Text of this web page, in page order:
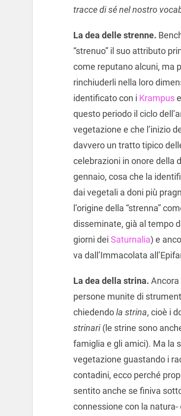
tracce di sé nel nostro
La dea delle strenne.
“strenuo” il suo attributo
come reputano alcuni, ma
rinchiuderli nella loro
identificato con i Krampus
questo periodo il ciclo
vegetazione e che l’inizio
davvero un tratto tipico
celebrazioni in onore della
gennaio, cosa che la
dai vegetali a doni più
l’origine della “strenna”
disseminate, già al tempo
giorni dei Saturnalia) e
va dall’Immacolata
La dea della strina. Ancora
persone munite di
chiedendola strina, cioè i
strinari(le strine sono
famiglia e gli amici). Ma la
vegetazione guastando i
contadini, ecco perché
sentito anche se finiva
connessione con la